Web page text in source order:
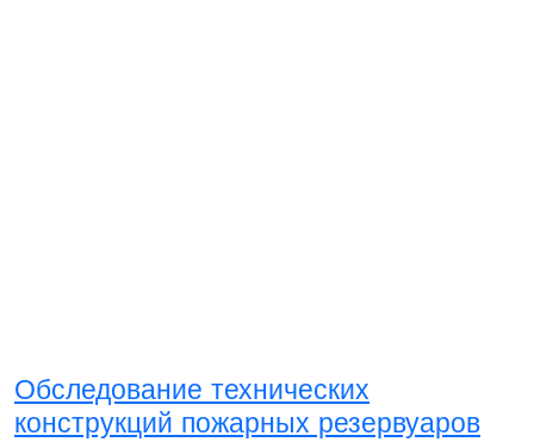
Обследование технических
конструкций пожарных резервуаров